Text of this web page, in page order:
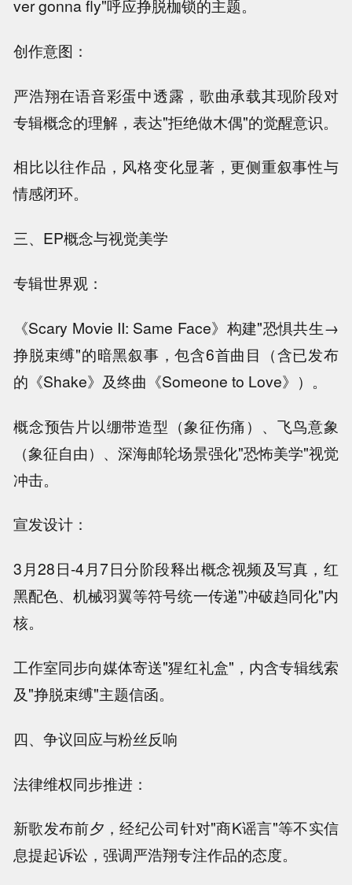
ver gonna fly"呼应挣脱枷锁的主题。
创作意图：
严浩翔在语音彩蛋中透露，歌曲承载其现阶段对
专辑概念的理解，表达"拒绝做木偶"的觉醒意识。
相比以往作品，风格变化显著，更侧重叙事性与
情感闭环。
三、EP概念与视觉美学
专辑世界观：
《Scary Movie II: Same Face》构建"恐惧共生→
挣脱束缚"的暗黑叙事，包含6首曲目（含已发布
的《Shake》及终曲《Someone to Love》）。
概念预告片以绷带造型（象征伤痛）、飞鸟意象
（象征自由）、深海邮轮场景强化"恐怖美学"视觉
冲击。
宣发设计：
3月28日-4月7日分阶段释出概念视频及写真，红
黑配色、机械羽翼等符号统一传递"冲破趋同化"内
核。
工作室同步向媒体寄送"猩红礼盒"，内含专辑线索
及"挣脱束缚"主题信函。
四、争议回应与粉丝反响
法律维权同步推进：
新歌发布前夕，经纪公司针对"商K谣言"等不实信
息提起诉讼，强调严浩翔专注作品的态度。